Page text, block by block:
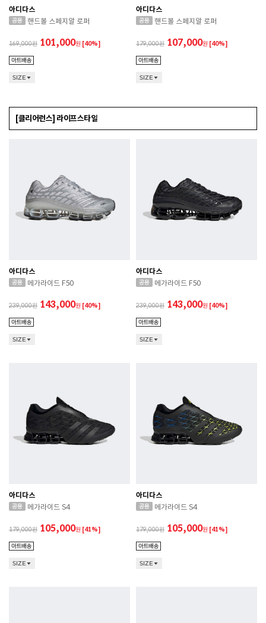
아디다스
핸드볼 스페지알 로퍼
169,000 101,000원 [40%]
SIZE
아디다스
핸드볼 스페지알 로퍼
179,000 107,000원 [40%]
SIZE
[클리어런스] 라이프스타일
아디다스
메가라이드 F50
239,000 143,000원 [40%]
SIZE
아디다스
메가라이드 F50
239,000 143,000원 [40%]
SIZE
아디다스
메가라이드 S4
179,000 105,000원 [41%]
SIZE
아디다스
메가라이드 S4
179,000 105,000원 [41%]
SIZE